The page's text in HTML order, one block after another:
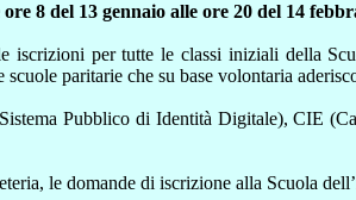
ore 8 del 13 gennaio alle ore 20 del 14
iscrizioni per tutte le classi iniziali della
paritarie che su base volontaria
Pubblico di Identità Digitale), CIE
le domande di iscrizione alla Scuola